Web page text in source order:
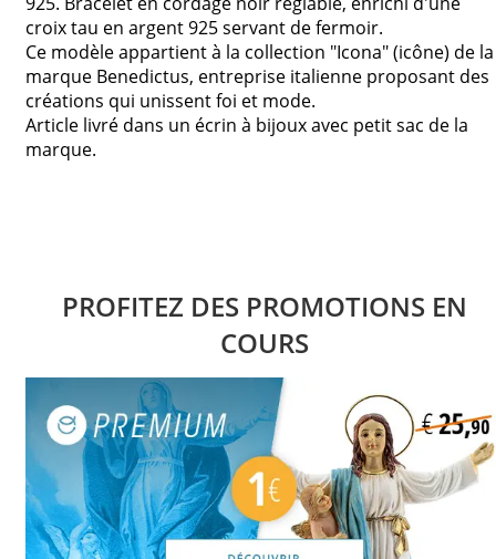
croix tau en argent 925 servant de fermoir.
Ce modèle appartient à la collection "Icona" (icône) de la
marque Benedictus, entreprise italienne proposant des
créations qui unissent foi et mode.
Article livré dans un écrin à bijoux avec petit sac de la
marque.
PROFITEZ DES PROMOTIONS EN
COURS